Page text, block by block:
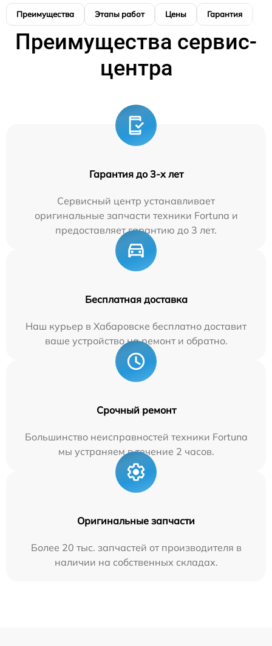
Преимущества Этапы работ Цены Гарантия
Преимущества сервис-
центра
Гарантия до 3-х лет
Сервисный центр устанавливает
оригинальные запчасти техники Fortuna и
предоставляет гарантию до 3 лет.
Бесплатная доставка
Наш курьер в Хабаровске бесплатно доставит
ваше устройство на ремонт и обратно.
Срочный ремонт
Большинство неисправностей техники Fortuna
мы устраняем в течение 2 часов.
Оригинальные запчасти
Более 20 тыс. запчастей от производителя в
наличии на собственных складах.